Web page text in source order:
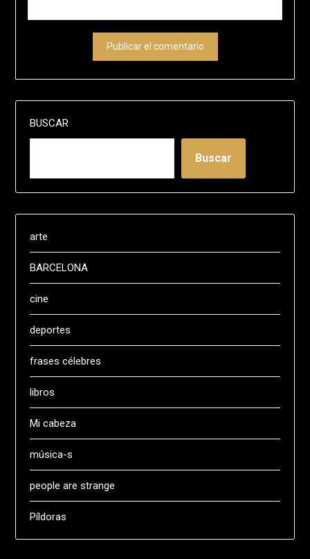
BUSCAR
Buscar
arte
BARCELONA
cine
deportes
frases célebres
libros
Mi cabeza
música-s
people are strange
Píldoras